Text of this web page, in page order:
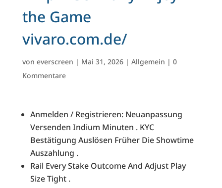
the Game
vivaro.com.de/
von everscreen | Mai 31, 2026| Allgemein | 0
Kommentare
Anmelden / Registrieren: Neuanpassung
Versenden Indium Minuten . KYC
Bestätigung Auslösen Früher Die Showtime
Auszahlung .
Rail Every Stake Outcome And Adjust Play
Size Tight .